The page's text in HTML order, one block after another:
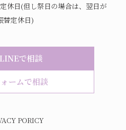
休日(但し祭日の場合は、翌日が
替定休日)
LINEで相談
ォームで相談
PORICY